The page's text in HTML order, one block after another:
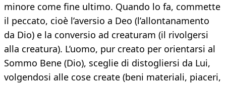
minore come fine ultimo. Quando lo fa, commette
il peccato, cioè l’aversio a Deo (l’allontanamento
da Dio) e la conversio ad creaturam (il rivolgersi
alla creatura). L’uomo, pur creato per orientarsi al
Sommo Bene (Dio), sceglie di distogliersi da Lui,
volgendosi alle cose create (beni materiali, piaceri,